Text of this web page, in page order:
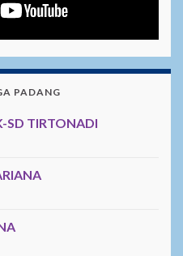
PADANG
SD TIRTONADI